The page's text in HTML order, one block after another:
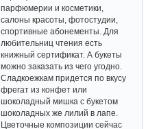
даме, и коллеге. А женщина сама
выберет себе все что нужно.
Особенно популярны
сертификаты в магазины
парфюмерии и косметики,
салоны красоты, фотостудии,
спортивные абонементы. Для
любительниц чтения есть
книжный сертификат. А букеты
можно заказать из чего угодно.
Сладкоежкам придется по вкусу